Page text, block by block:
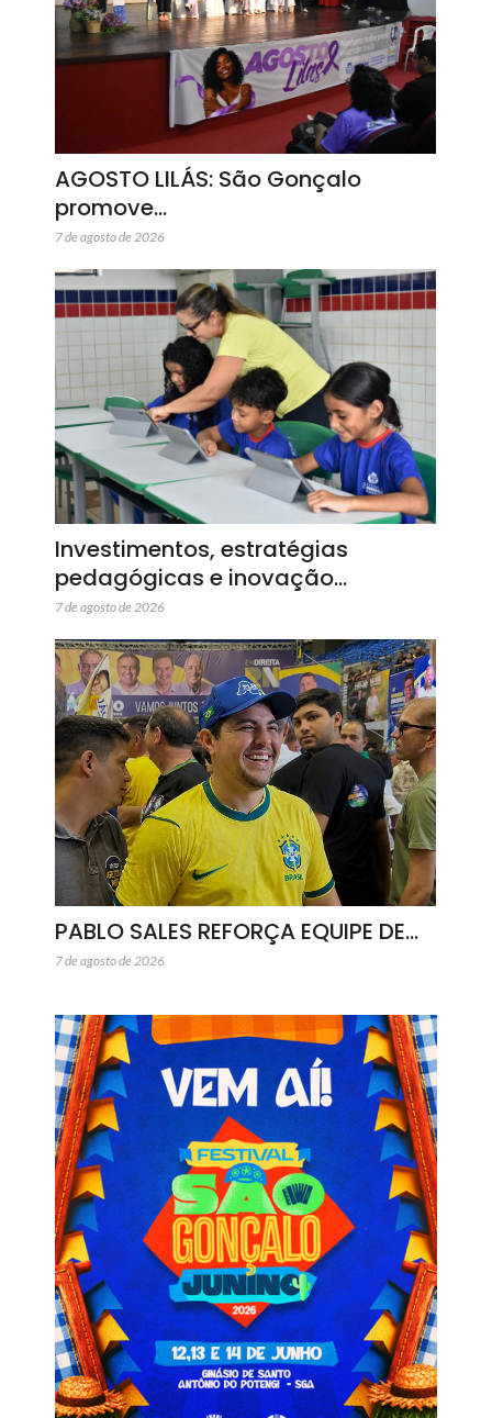
AGOSTO LILÁS: São Gonçalo
promove…
7 de agosto de 2026
Investimentos, estratégias
pedagógicas e inovação…
7 de agosto de 2026
PABLO SALES REFORÇA EQUIPE DE…
7 de agosto de 2026